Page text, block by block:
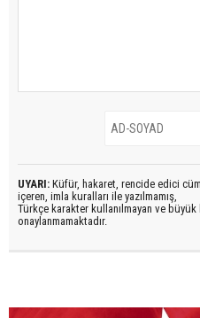
UYARI: Küfür, hakaret, rencide edici
içeren, imla kuralları ile yazılmamış,
Türkçe karakter kullanılmayan ve büyük
onaylanmamaktadır.